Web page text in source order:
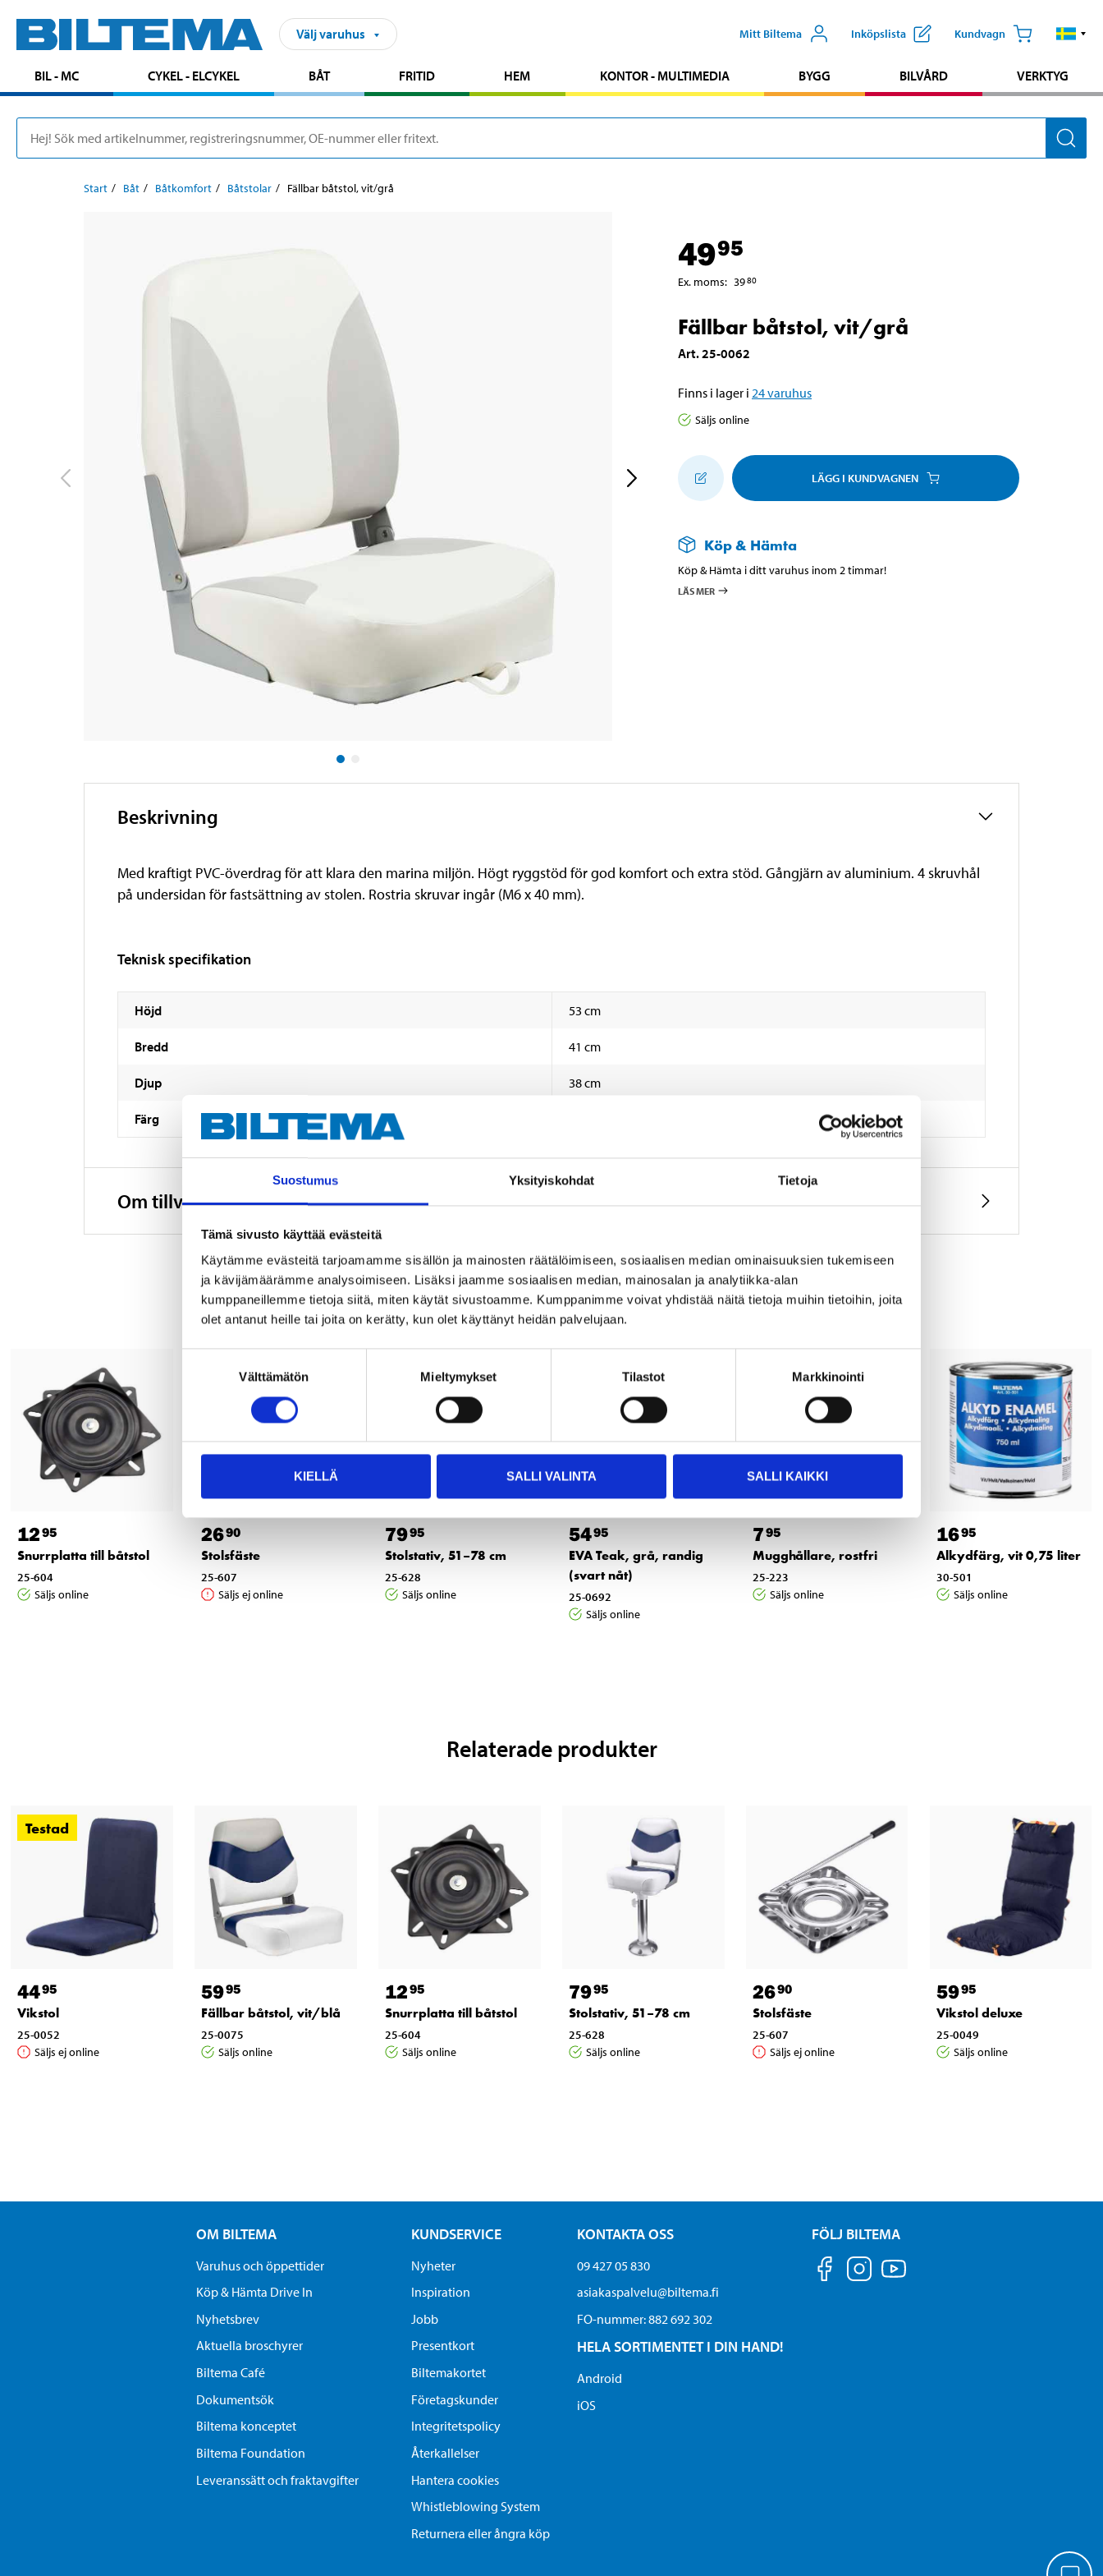
Suostumus Yksityiskohdat Tietoja
Tämä sivusto käyttää evästeitä
Käytämme evästeitä tarjoamamme sisällön ja mainosten räätälöimiseen, sosiaalisen median ominaisuuksien tukemiseen
ja kävijämäärämme analysoimiseen. Lisäksi jaamme sosiaalisen median, mainosalan ja analytiikka-alan
kumppaneillemme tietoja siitä, miten käytät sivustoamme. Kumppanimme voivat yhdistää näitä tietoja muihin tietoihin, joita
olet antanut heille tai joita on kerätty, kun olet käyttänyt heidän palvelujaan.
Välttämätön Mieltymykset Tilastot Markkinointi
KIELLÄ SALLI VALINTA SALLI KAIKKI
Välj varuhus Mitt Biltema Inköpslista Kundvagn
BIL - MC CYKEL - ELCYKEL BÅT FRITID HEM KONTOR - MULTIMEDIA BYGG BILVÅRD VERKTYG
Start Båt Båtkomfort Båtstolar Fällbar båtstol, vit/grå
4995
Ex. moms: 3980
Fällbar båtstol, vit/grå
Art.25-0062
Finns i lager i 24varuhus
Säljs online
LÄGG I KUNDVAGNEN
Köp & Hämta
Köp & Hämta i ditt varuhus inom 2 timmar!
LÄS MER
Beskrivning
Med kraftigt PVC-överdrag för att klara den marina miljön. Högt ryggstöd för god komfort och extra stöd. Gångjärn av aluminium. 4 skruvhål
på undersidan för fastsättning av stolen. Rostria skruvar ingår (M6 x 40 mm).
Teknisk specifikation
Höjd 53 cm
Bredd 41 cm
Djup 38 cm
Färg
Om tillverkaren
Andra kunder köpte också
1295
Snurrplatta till båtstol
25-604
Säljs online
2690
Stolsfäste
25-607
Säljs ej online
7995
Stolstativ, 51–78 cm
25-628
Säljs online
5495
EVA Teak, grå, randig
(svart nåt)
25-0692
Säljs online
795
Mugghållare, rostfri
25-223
Säljs online
1695
Alkydfärg, vit 0,75 liter
30-501
Säljs online
Relaterade produkter
Testad
4495
Vikstol
25-0052
Säljs ej online
5995
Fällbar båtstol, vit/blå
25-0075
Säljs online
1295
Snurrplatta till båtstol
25-604
Säljs online
7995
Stolstativ, 51–78 cm
25-628
Säljs online
2690
Stolsfäste
25-607
Säljs ej online
5995
Vikstol deluxe
25-0049
Säljs online
OM BILTEMA
Varuhus och öppettider
Köp & Hämta Drive In
Nyhetsbrev
Aktuella broschyrer
Biltema Café
Dokumentsök
Biltema konceptet
Biltema Foundation
Leveranssätt och fraktavgifter
KUNDSERVICE
Nyheter
Inspiration
Jobb
Presentkort
Biltemakortet
Företagskunder
Integritetspolicy
Återkallelser
Hantera cookies
Whistleblowing System
Returnera eller ångra köp
KONTAKTA OSS
09 427 05 830
asiakaspalvelu@biltema.fi
FO-nummer:​ 882 692 302
HELA SORTIMENTET I DIN HAND!
Android
iOS
FÖLJ BILTEMA